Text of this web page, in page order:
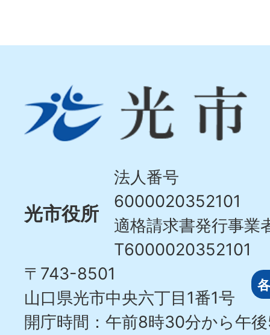
市
Hikari
光市役所
法人番号
6000020352101
適格請求書発行事業
T6000020352101
〒743-8501
山口県光市中央六丁目1番1号
開庁時間：午前8時30分から午